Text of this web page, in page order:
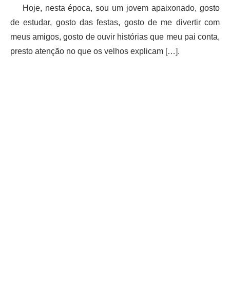
Hoje, nesta época, sou um jovem apaixonado, gosto
de estudar, gosto das festas, gosto de me divertir com
meus amigos, gosto de ouvir histórias que meu pai conta,
presto atenção no que os velhos explicam […].